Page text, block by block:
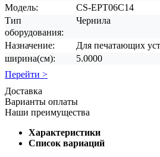
Модель:
CS-EPT06C14
Тип
оборудования:
Чернила
Назначение:
Для печатающих
ширина(см):
5.0000
Перейти >
Доставка
Варианты оплаты
Наши преимущества
Характеристики
Список вариаций